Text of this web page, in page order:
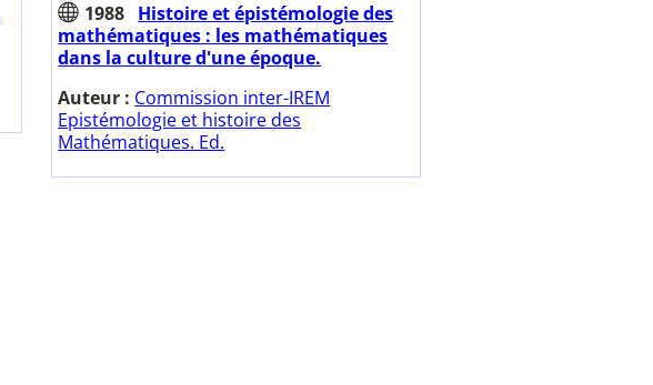
1988 Histoire et épistémologie des
mathématiques : les mathématiques
dans la culture d'une époque.
Auteur : Commission inter-IREM
Epistémologie et histoire des
Mathématiques. Ed.